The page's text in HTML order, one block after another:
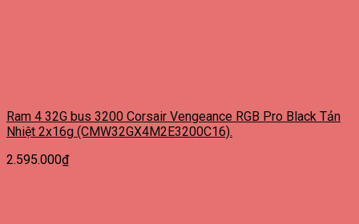
Ram 4 32G bus 3200 Corsair Vengeance RGB Pro Black Tản
Nhiệt 2x16g (CMW32GX4M2E3200C16).
2.595.000₫